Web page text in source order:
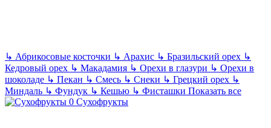
↳ Абрикосовые косточки ↳ Арахис ↳ Бразильский орех ↳
Кедровый орех ↳ Макадамия ↳ Орехи в глазури ↳ Орехи в
шоколаде ↳ Пекан ↳ Смесь ↳ Снеки ↳ Грецкий орех ↳
Миндаль ↳ Фундук ↳ Кешью ↳ Фисташки Показать все
Сухофрукты